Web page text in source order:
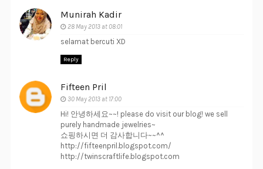
Munirah Kadir
28 May 2013 at 08:01
selamat bercuti XD
Reply
Fifteen Pril
30 May 2013 at 17:00
Hi! 안녕하세요~~! please do visit our blog! we sell
purely handmade jewelries~
쇼핑하시면 더 감사합니다~~^^
http://fifteenpril.blogspot.com/
http://twinscraftlife.blogspot.com